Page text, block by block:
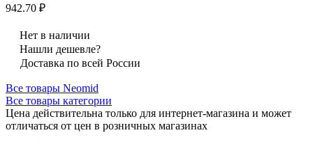
942.70 ₽
Нет в наличии
Нашли дешевле?
Доставка по всей России
Все товары Neomid
Все товары категории
Цена действительна только для интернет-магазина и может
отличаться от цен в розничных магазинах